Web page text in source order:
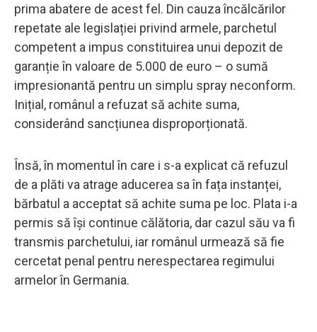
prima abatere de acest fel. Din cauza încălcărilor
repetate ale legislației privind armele, parchetul
competent a impus constituirea unui depozit de
garanție în valoare de 5.000 de euro – o sumă
impresionantă pentru un simplu spray neconform.
Inițial, românul a refuzat să achite suma,
considerând sancțiunea disproporționată.
Însă, în momentul în care i s-a explicat că refuzul
de a plăti va atrage aducerea sa în fața instanței,
bărbatul a acceptat să achite suma pe loc. Plata i-a
permis să își continue călătoria, dar cazul său va fi
transmis parchetului, iar românul urmează să fie
cercetat penal pentru nerespectarea regimului
armelor în Germania.